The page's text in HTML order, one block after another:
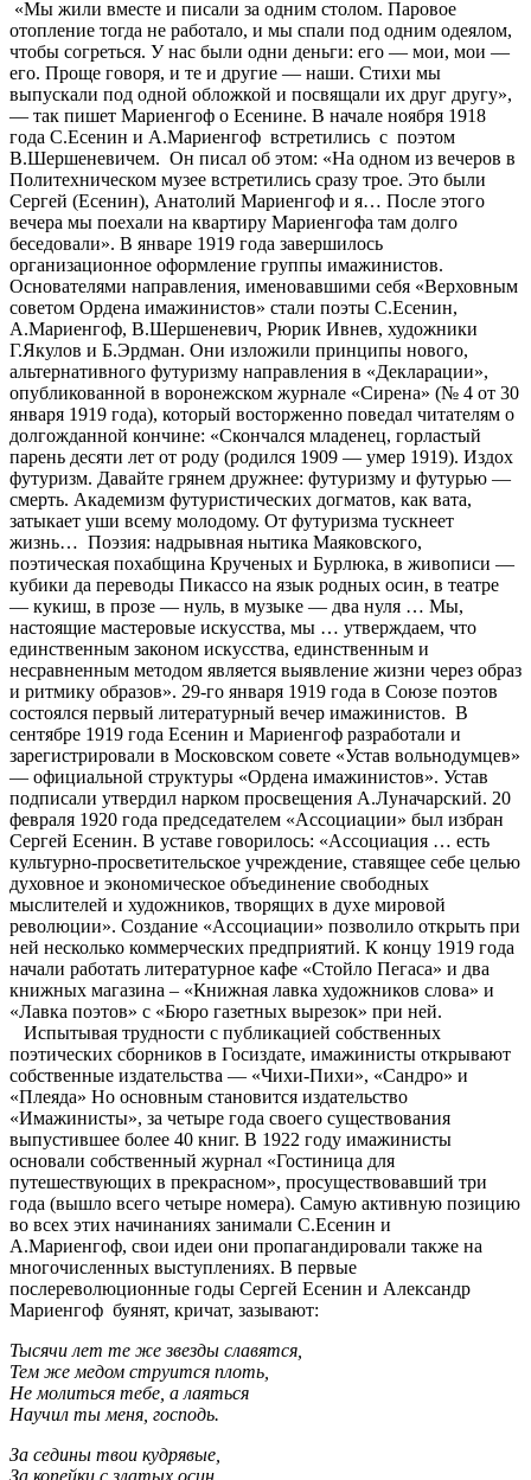
«Мы жили вместе и писали за одним столом. Паровое
отопление тогда не работало, и мы спали под одним одеялом,
чтобы согреться. У нас были одни деньги: его — мои, мои —
его. Проще говоря, и те и другие — наши. Стихи мы
выпускали под одной обложкой и посвящали их друг другу»,
— так пишет Мариенгоф о Есенине. В начале ноября 1918
года С.Есенин и А.Мариенгоф встретились с поэтом
В.Шершеневичем. Он писал об этом: «На одном из вечеров в
Политехническом музее встретились сразу трое. Это были
Сергей (Есенин), Анатолий Мариенгоф и я… После этого
вечера мы поехали на квартиру Мариенгофа там долго
беседовали». В январе 1919 года завершилось
организационное оформление группы имажинистов.
Основателями направления, именовавшими себя «Верховным
советом Ордена имажинистов» стали поэты С.Есенин,
А.Мариенгоф, В.Шершеневич, Рюрик Ивнев, художники
Г.Якулов и Б.Эрдман. Они изложили принципы нового,
альтернативного футуризму направления в «Декларации»,
опубликованной в воронежском журнале «Сирена» (№ 4 от 30
января 1919 года), который восторженно поведал читателям о
долгожданной кончине: «Скончался младенец, горластый
парень десяти лет от роду (родился 1909 — умер 1919). Издох
футуризм. Давайте грянем дружнее: футуризму и футурью —
смерть. Академизм футуристических догматов, как вата,
затыкает уши всему молодому. От футуризма тускнеет
жизнь… Поэзия: надрывная нытика Маяковского,
поэтическая похабщина Крученых и Бурлюка, в живописи —
кубики да переводы Пикассо на язык родных осин, в театре
— кукиш, в прозе — нуль, в музыке — два нуля … Мы,
настоящие мастеровые искусства, мы … утверждаем, что
единственным законом искусства, единственным и
несравненным методом является выявление жизни через образ
и ритмику образов». 29-го января 1919 года в Союзе поэтов
состоялся первый литературный вечер имажинистов. В
сентябре 1919 года Есенин и Мариенгоф разработали и
зарегистрировали в Московском совете «Устав вольнодумцев»
— официальной структуры «Ордена имажинистов». Устав
подписали утвердил нарком просвещения А.Луначарский. 20
февраля 1920 года председателем «Ассоциации» был избран
Сергей Есенин. В уставе говорилось: «Ассоциация … есть
культурно-просветительское учреждение, ставящее себе целью
духовное и экономическое объединение свободных
мыслителей и художников, творящих в духе мировой
революции». Создание «Ассоциации» позволило открыть при
ней несколько коммерческих предприятий. К концу 1919 года
начали работать литературное кафе «Стойло Пегаса» и два
книжных магазина – «Книжная лавка художников слова» и
«Лавка поэтов» с «Бюро газетных вырезок» при ней.
Испытывая трудности с публикацией собственных
поэтических сборников в Госиздате, имажинисты открывают
собственные издательства — «Чихи-Пихи», «Сандро» и
«Плеяда» Но основным становится издательство
«Имажинисты», за четыре года своего существования
выпустившее более 40 книг. В 1922 году имажинисты
основали собственный журнал «Гостиница для
путешествующих в прекрасном», просуществовавший три
года (вышло всего четыре номера). Самую активную позицию
во всех этих начинаниях занимали С.Есенин и
А.Мариенгоф, свои идеи они пропагандировали также на
многочисленных выступлениях. В первые
послереволюционные годы Сергей Есенин и Александр
Мариенгоф буянят, кричат, зазывают:
Тысячи лет те же звезды славятся,
Тем же медом струится плоть,
Не молиться тебе, а лаяться
Научил ты меня, господь.
За седины твои кудрявые,
За копейки с златых осин,